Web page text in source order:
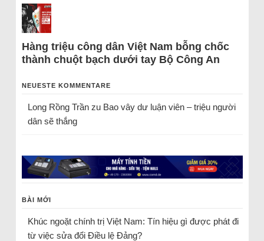
Hàng triệu công dân Việt Nam bỗng chốc
thành chuột bạch dưới tay Bộ Công An
NEUESTE KOMMENTARE
Long Rồng Trầnzu Bao vây dư luận viên – triệu người
dân sẽ thắng
BÀI MỚI
Khúc ngoặt chính trị Việt Nam: Tín hiệu gì được phát đi
từ việc sửa đổi Điều lệ Đảng?